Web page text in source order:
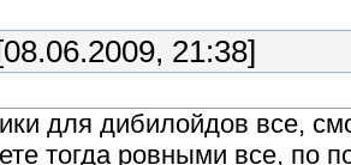
[08.06.2009, 21:38]
для дибилойдов все,
тогда ровными все, по